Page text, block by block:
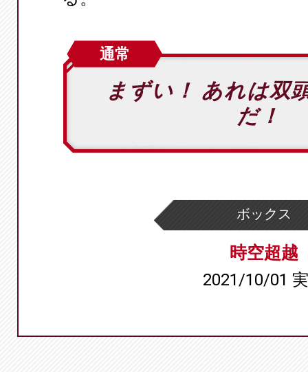
通常
まずい！ あれは双
だ！
ボックス
時空超越
2021/10/01